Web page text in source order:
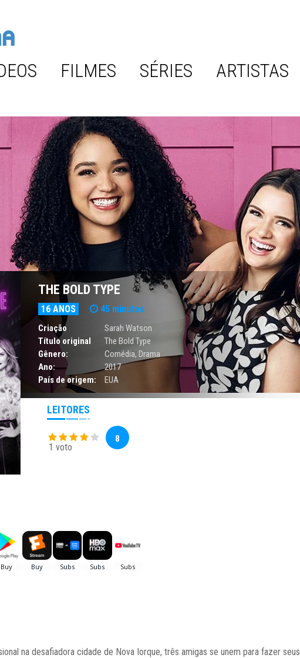
FILMES SÉRIES ARTISTAS
THE BOLD TYPE
16 ANOS 45 minutos
Criação
Sarah Watson
Título original
The Bold Type
Gênero:
Comédia,Drama
Ano:
2017
País de origem:
EUA
LEITORES
1 voto
8
na desafiadora cidade de Nova Iorque, três amigas se unem para fazer seus